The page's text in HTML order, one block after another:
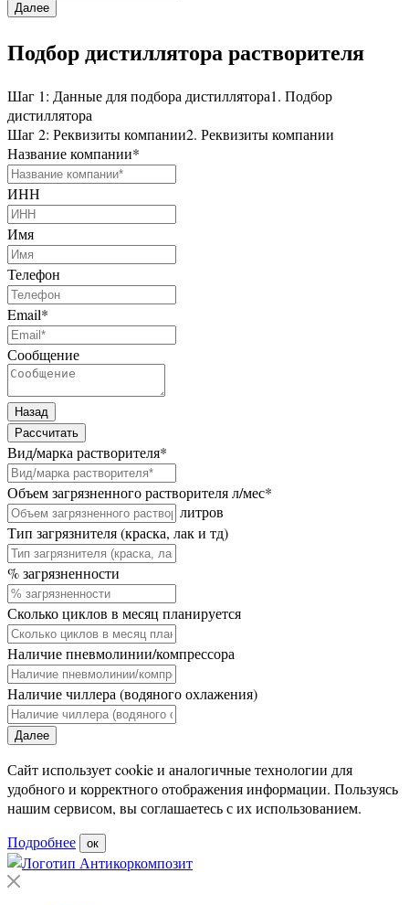
Далее
Подбор дистиллятора растворителя
Шаг 1: Данные для подбора дистиллятора1. Подбор
дистиллятора
Шаг 2: Реквизиты компании2. Реквизиты компании
Название компании*
ИНН
Имя
Телефон
Email*
Сообщение
Назад
Рассчитать
Вид/марка растворителя*
Объем загрязненного растворителя л/мес*
литров
Тип загрязнителя (краска, лак и тд)
% загрязненности
Сколько циклов в месяц планируется
Наличие пневмолинии/компрессора
Наличие чиллера (водяного охлажения)
Далее
Сайт использует cookie и аналогичные технологии для
удобного и корректного отображения информации. Пользуясь
нашим сервисом, вы соглашаетесь с их использованием.
Подробнее
ок